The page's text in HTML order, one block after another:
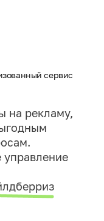
сервис
на рекламу,
управление